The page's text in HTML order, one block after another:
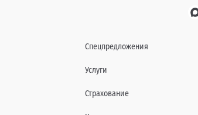
Спецпредложения
Услуги
Страхование